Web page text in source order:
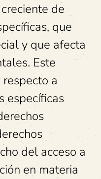
de
que
y que afecta
Este
a
específicas
del acceso a
en materia